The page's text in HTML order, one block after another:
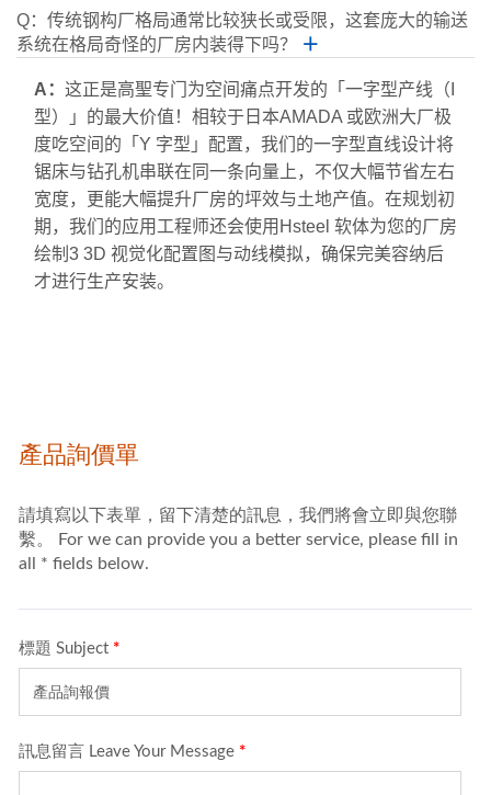
Q：传统钢构厂格局通常比较狭长或受限，这套庞大的输送
系统在格局奇怪的厂房内装得下吗？
＋
A： 这正是高聖专门为空间痛点开发的「一字型产线（I
型）」的最大价值！相较于日本AMADA 或欧洲大厂极
度吃空间的「Y 字型」配置，我们的一字型直线设计将
锯床与钻孔机串联在同一条向量上，不仅大幅节省左右
宽度，更能大幅提升厂房的坪效与土地产值。在规划初
期，我们的应用工程师还会使用Hsteel 软体为您的厂房
绘制3 3D 视觉化配置图与动线模拟，确保完美容纳后
才进行生产安装。